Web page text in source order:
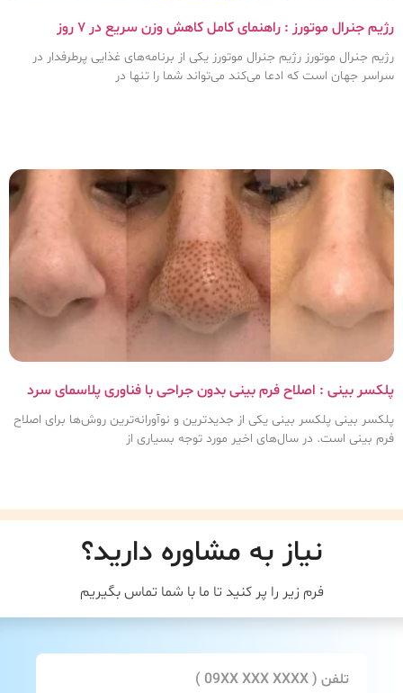
رژیم جنرال موتورز : راهنمای کامل کاهش وزن سریع در ۷ روز
رژیم جنرال موتورز رژیم جنرال موتورز یکی از برنامه‌های غذایی پرطرفدار در
سراسر جهان است که ادعا می‌کند می‌تواند شما را تنها در
پلکسر بینی : اصلاح فرم بینی بدون جراحی با فناوری پلاسمای سرد
پلکسر بینی پلکسر بینی یکی از جدیدترین و نوآورانه‌ترین روش‌ها برای اصلاح
فرم بینی است. در سال‌های اخیر مورد توجه بسیاری از
نیاز به مشاوره دارید؟
فرم زیر را پر کنید تا ما با شما تماس بگیریم